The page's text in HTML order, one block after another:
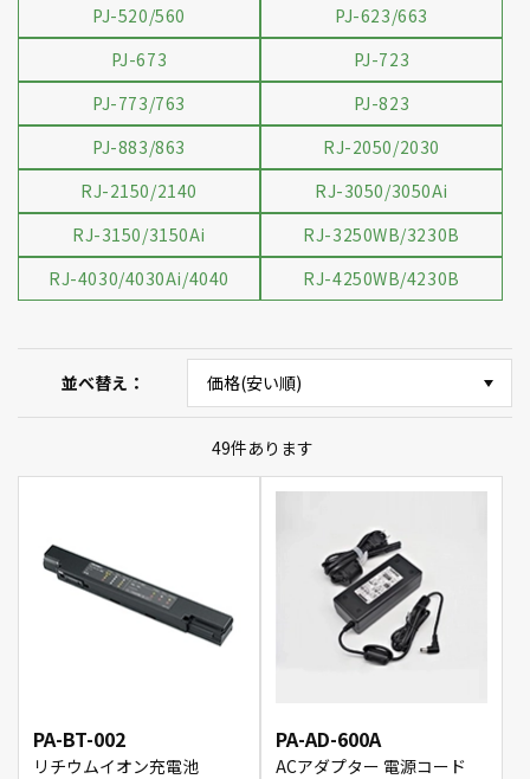
PJ-520/560
PJ-623/663
PJ-673
PJ-723
PJ-773/763
PJ-823
PJ-883/863
RJ-2050/2030
RJ-2150/2140
RJ-3050/3050Ai
RJ-3150/3150Ai
RJ-3250WB/3230B
RJ-4030/4030Ai/4040
RJ-4250WB/4230B
並べ替え
49件あります
PA-BT-002
リチウムイオン充電池
PA-AD-600A
ACアダプター 電源コード